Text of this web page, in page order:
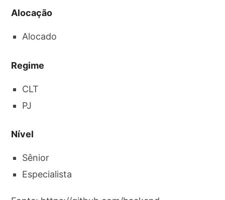
Alocação
Alocado
Regime
CLT
PJ
Nível
Sênior
Especialista